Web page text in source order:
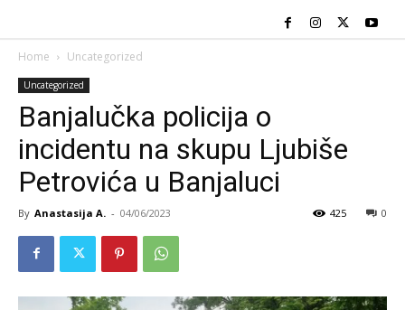
Home Uncategorized
Uncategorized
Banjalučka policija o
incidentu na skupu Ljubiše
Petrovića u Banjaluci
By Anastasija A. - 04/06/2023 0
425